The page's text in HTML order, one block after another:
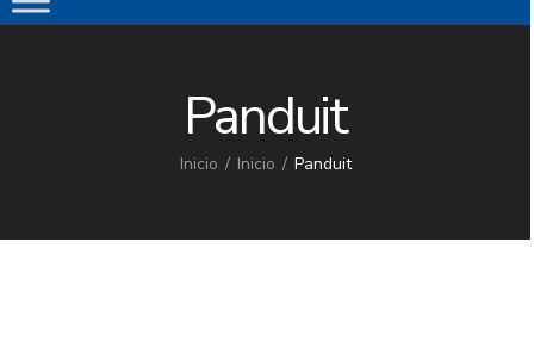
Panduit
Inicio Inicio Panduit